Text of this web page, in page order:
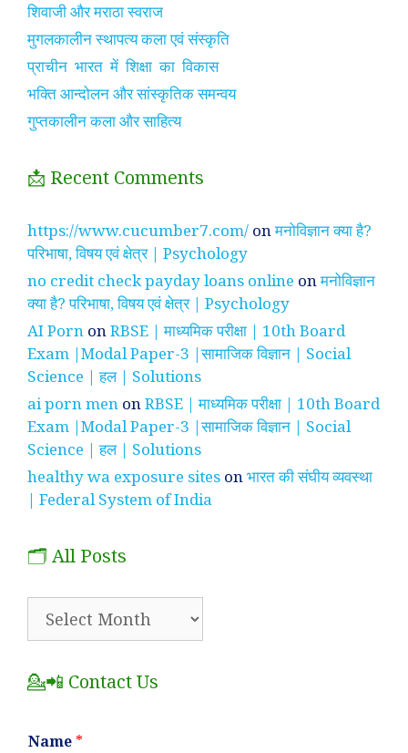
शिवाजी और मराठा स्वराज
मुगलकालीन स्थापत्य कला एवं संस्कृति
प्राचीन भारत में शिक्षा का विकास
भक्ति आन्दोलन और सांस्कृतिक समन्वय
गुप्तकालीन कला और साहित्य
📩 Recent Comments
https://www.cucumber7.com/ onमनोविज्ञान क्या है?
परिभाषा, विषय एवं क्षेत्र | Psychology
no credit check payday loans online onमनोविज्ञान
क्या है? परिभाषा, विषय एवं क्षेत्र | Psychology
AI Porn onRBSE | माध्यमिक परीक्षा | 10th Board
Exam |Modal Paper-3 |सामाजिक विज्ञान | Social
Science | हल | Solutions
ai porn men onRBSE | माध्यमिक परीक्षा | 10th Board
Exam |Modal Paper-3 |सामाजिक विज्ञान | Social
Science | हल | Solutions
healthy wa exposure sites onभारत की संघीय व्यवस्था
| Federal System of India
🗂️ All Posts
💁📲 Contact Us
Name *